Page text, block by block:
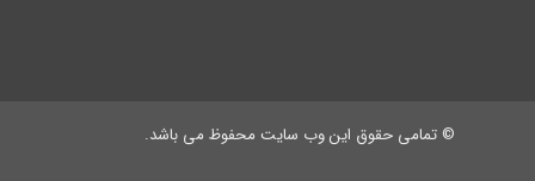
توانید با افزایش
استاندارد شما
© تمامی حقوق این وب سایت محفوظ می باشد.